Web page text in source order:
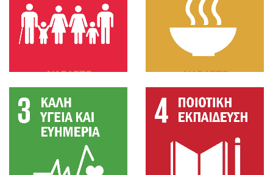
ΔΙΑΒΑΣΤΕ
ΠΕΡΙΣΣΟΤΕΡΑ
ΔΙΑΒΑΣΤΕ
ΠΕΡΙΣΣΟΤΕΡΑ